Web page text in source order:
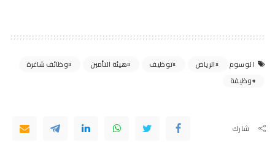
الوسوم الرياض توظيف هيئة التأمين
وظائف شاغرة
وظيفة
شارك